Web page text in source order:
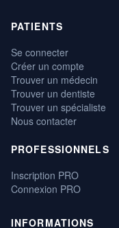
PATIENTS
Se connecter
Créer un compte
Trouver un médecin
Trouver un dentiste
Trouver un spécialiste
Nous contacter
PROFESSIONNELS
Inscription PRO
Connexion PRO
INFORMATIONS